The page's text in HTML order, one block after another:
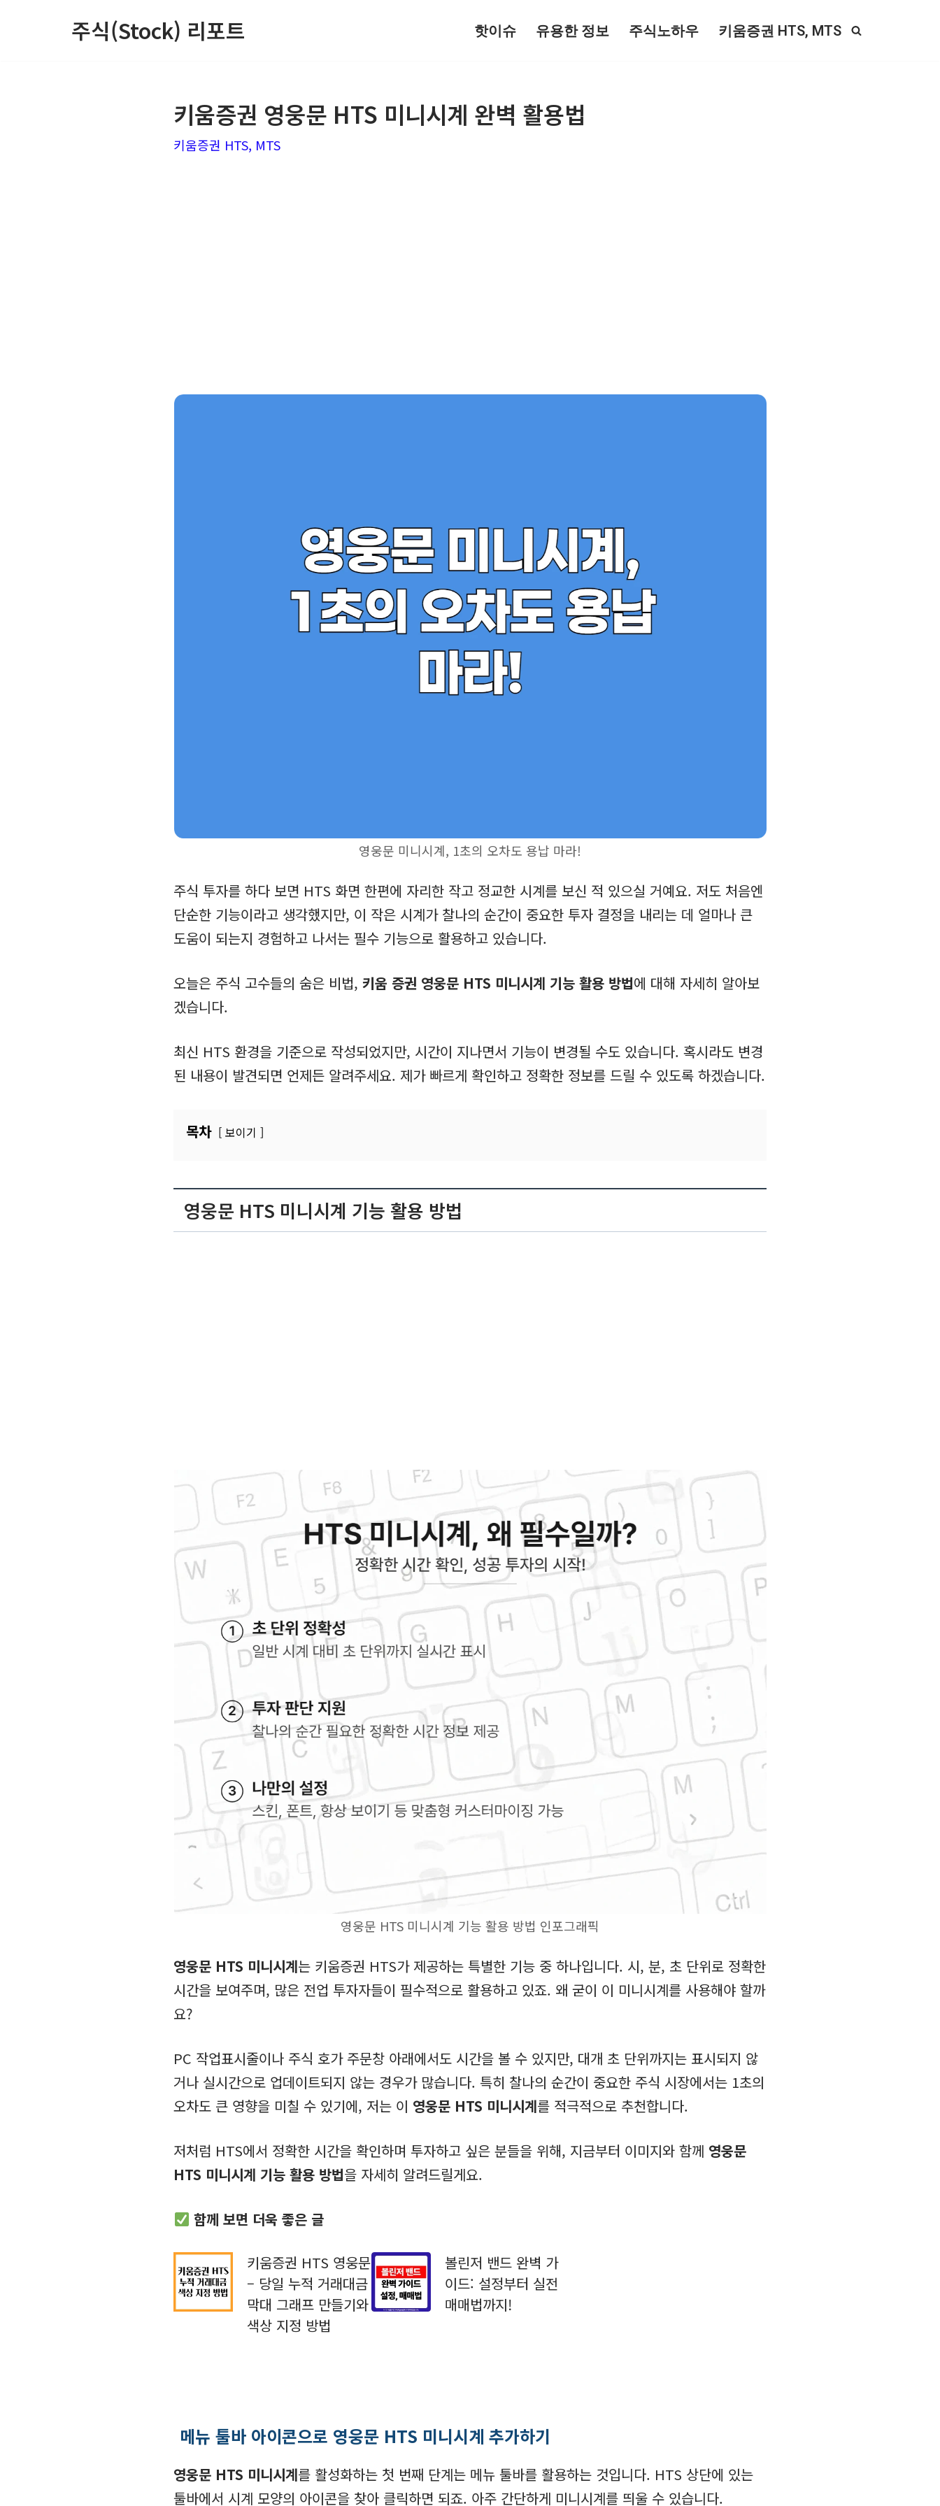
주식(Stock) 리포트 핫이슈 유용한 정보 주식노하우 키움증권 HTS, MTS
키움증권 영웅문 HTS 미니시계 완벽 활용법
키움증권 HTS, MTS
영웅문 미니시계, 1초의 오차도 용납 마라!
주식 투자를 하다 보면 HTS 화면 한편에 자리한 작고 정교한 시계를 보신 적 있으실 거예요. 저도 처음엔
단순한 기능이라고 생각했지만, 이 작은 시계가 찰나의 순간이 중요한 투자 결정을 내리는 데 얼마나 큰
도움이 되는지 경험하고 나서는 필수 기능으로 활용하고 있습니다.
오늘은 주식 고수들의 숨은 비법,키움 증권 영웅문 HTS 미니시계 기능 활용 방법에 대해 자세히 알아보
겠습니다.
최신 HTS 환경을 기준으로 작성되었지만, 시간이 지나면서 기능이 변경될 수도 있습니다. 혹시라도 변경
된 내용이 발견되면 언제든 알려주세요. 제가 빠르게 확인하고 정확한 정보를 드릴 수 있도록 하겠습니다.
목차 보이기
영웅문 HTS 미니시계 기능 활용 방법
영웅문 HTS 미니시계 기능 활용 방법 인포그래픽
영웅문 HTS 미니시계는 키움증권 HTS가 제공하는 특별한 기능 중 하나입니다. 시, 분, 초 단위로 정확한
시간을 보여주며, 많은 전업 투자자들이 필수적으로 활용하고 있죠. 왜 굳이 이 미니시계를 사용해야 할까
요?
PC 작업표시줄이나 주식 호가 주문창 아래에서도 시간을 볼 수 있지만, 대개 초 단위까지는 표시되지 않
거나 실시간으로 업데이트되지 않는 경우가 많습니다. 특히 찰나의 순간이 중요한 주식 시장에서는 1초의
오차도 큰 영향을 미칠 수 있기에, 저는 이 영웅문 HTS 미니시계를 적극적으로 추천합니다.
저처럼 HTS에서 정확한 시간을 확인하며 투자하고 싶은 분들을 위해, 지금부터 이미지와 함께 영웅문
HTS 미니시계 기능 활용 방법을 자세히 알려드릴게요.
함께 보면 더욱 좋은 글
키움증권 HTS 영웅문
– 당일 누적 거래대금
막대 그래프 만들기와
색상 지정 방법
볼린저 밴드 완벽 가
이드: 설정부터 실전
매매법까지!
메뉴 툴바 아이콘으로 영웅문 HTS 미니시계 추가하기
영웅문 HTS 미니시계를 활성화하는 첫 번째 단계는 메뉴 툴바를 활용하는 것입니다. HTS 상단에 있는
툴바에서 시계 모양의 아이콘을 찾아 클릭하면 되죠. 아주 간단하게 미니시계를 띄울 수 있습니다.